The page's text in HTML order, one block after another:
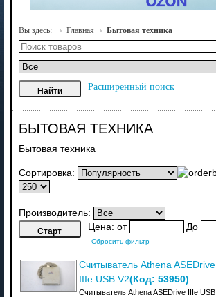
Вы здесь: Главная Бытовая техника
Расширенный поиск
БЫТОВАЯ ТЕХНИКА
Бытовая техника
Сортировка:
Производитель:
Цена: от До
Сбросить фильтр
Считыватель Athena ASEDrive
IIIe USB V2(Код: 53950)
Считыватель Athena ASEDrive IIIe USB